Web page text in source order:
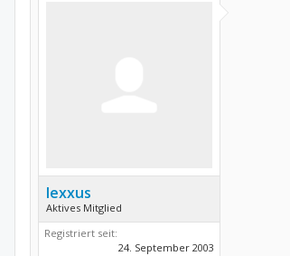
lexxus
Aktives Mitglied
Registriert seit:
24. September 2003